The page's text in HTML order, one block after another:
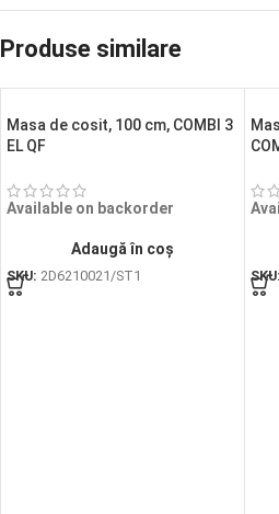
Produse similare
Masa de cosit, 100 cm, COMBI 3
EL QF
Available on backorder
Adaugă în coș
SKU: 2D6210021/ST1 SKU: